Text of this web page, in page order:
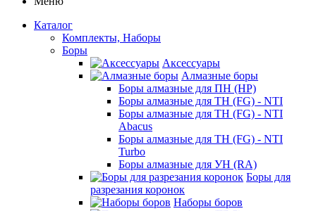
Каталог
Комплекты, Наборы
Боры
Аксессуары
Алмазные боры
Боры алмазные для ПН (HP)
Боры алмазные для ТН (FG) - NTI
Боры алмазные для ТН (FG) - NTI
Abacus
Боры алмазные для ТН (FG) - NTI
Turbo
Боры алмазные для УН (RA)
Боры для
разрезания коронок
Наборы боров